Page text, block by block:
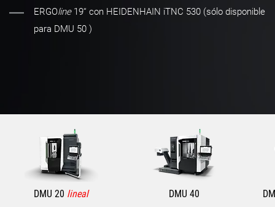
ERGOline 19‘‘ con HEIDENHAIN iTNC 530 (sólo disponible
para DMU 50 )
DMU 20 lineal DMU 40